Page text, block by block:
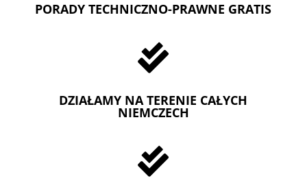
PORADY TECHNICZNO-PRAWNE GRATIS

DZIAŁAMY NA TERENIE CAŁYCH
NIEMCZECH
